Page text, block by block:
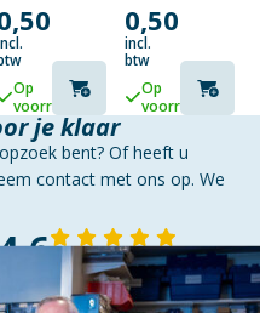
Op
voorraad
0,50
incl.
btw
Op
voorraad
je klaar
bent? Of heeft u
contact met ons op. We
143 reviews